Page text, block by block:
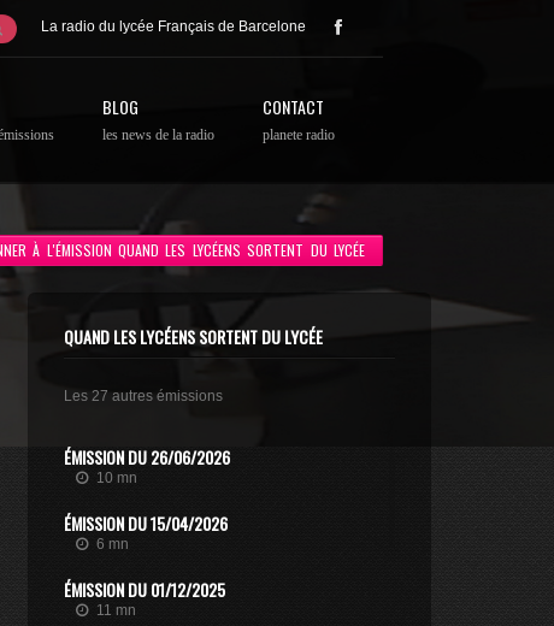
La radio du lycée Français de Barcelone
BLOG
les news de la radio
CONTACT
planete radio
À L'ÉMISSION QUAND LES LYCÉENS SORTENT DU LYCÉE
QUAND LES LYCÉENS SORTENT DU LYCÉE
Les 27 autres émissions
ÉMISSION DU 26/06/2026
10 mn
ÉMISSION DU 15/04/2026
6 mn
ÉMISSION DU 01/12/2025
11 mn